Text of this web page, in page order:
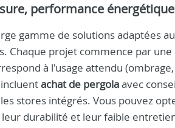
performance
gamme de solutions adaptées
Chaque projet commence par
à l'usage attendu
achat de pergolaavec
stores intégrés. Vous pouvez
durabilité et leur faible